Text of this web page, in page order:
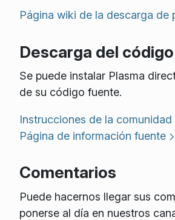
Página wiki de la descarga de
Descarga del
Se puede instalar Plasma
de su código fuente.
Instrucciones de la
Página de información fuente
Comentarios
Puede hacernos llegar sus
ponerse al día en nuestros